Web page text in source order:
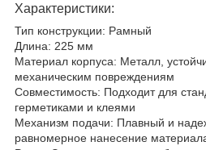
Характеристики:
Тип конструкции: Рамный
Длина: 225 мм
Материал корпуса: Металл,
механическим повреждениям
Совместимость: Подходит для
герметиками и клеями
Механизм подачи: Плавный и
равномерное нанесение